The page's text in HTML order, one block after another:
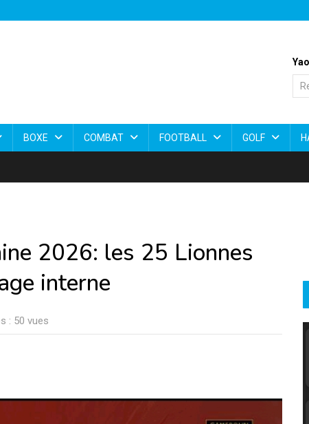
BOXE COMBAT FOOTBALL GOLF
2026: les 25 Lionnes
interne
: 50 vues